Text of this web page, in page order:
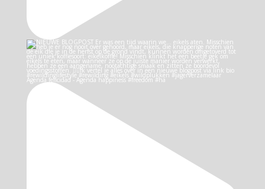
Agenda felicidad - Agenda happiness #freedom #ha